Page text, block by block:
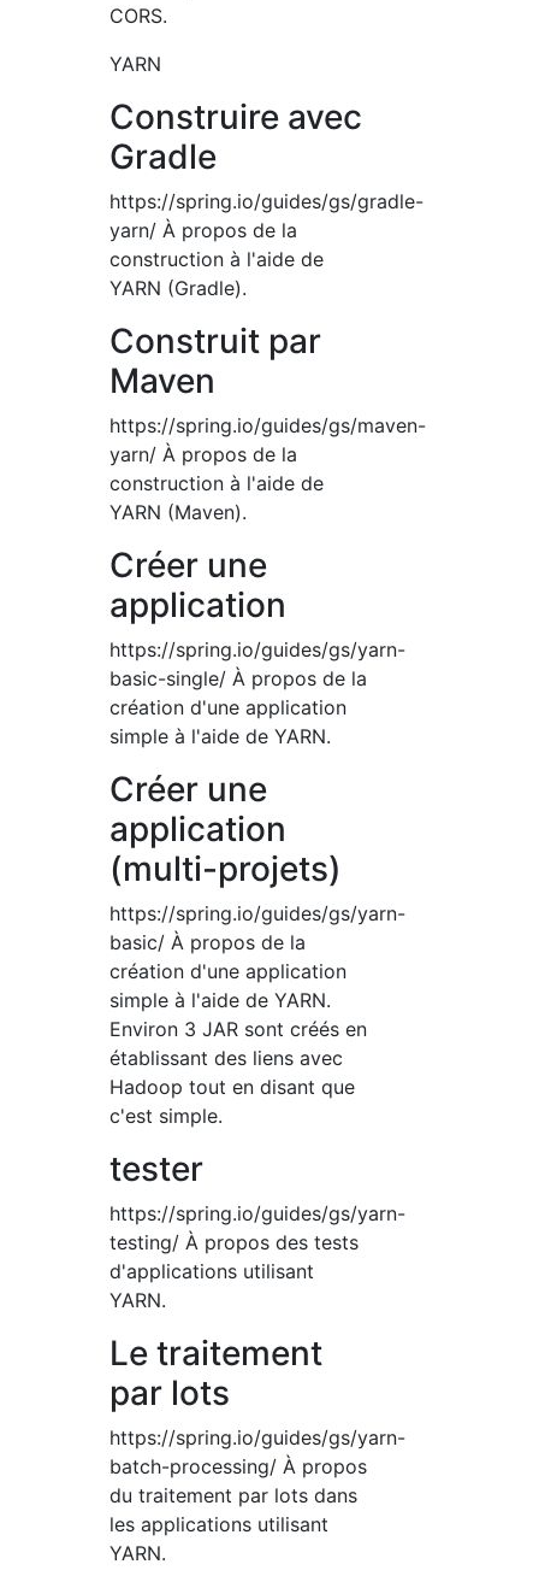
CORS.
YARN
Construire avec
Gradle
https://spring.io/guides/gs/gradle-
yarn/ À propos de la
construction à l'aide de
YARN (Gradle).
Construit par
Maven
https://spring.io/guides/gs/maven-
yarn/ À propos de la
construction à l'aide de
YARN (Maven).
Créer une
application
https://spring.io/guides/gs/yarn-
basic-single/ À propos de la
création d'une application
simple à l'aide de YARN.
Créer une
application
(multi-projets)
https://spring.io/guides/gs/yarn-
basic/ À propos de la
création d'une application
simple à l'aide de YARN.
Environ 3 JAR sont créés en
établissant des liens avec
Hadoop tout en disant que
c'est simple.
tester
https://spring.io/guides/gs/yarn-
testing/ À propos des tests
d'applications utilisant
YARN.
Le traitement
par lots
https://spring.io/guides/gs/yarn-
batch-processing/ À propos
du traitement par lots dans
les applications utilisant
YARN.